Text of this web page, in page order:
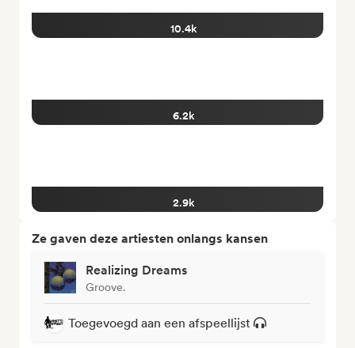
10.4k
6.2k
2.9k
Ze gaven deze artiesten onlangs kansen
Realizing Dreams
Groove.
Toegevoegd aan een afspeellijst